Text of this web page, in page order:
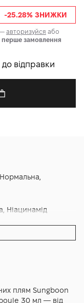
-25.28% ЗНИЖКИ
авторизуйся або
замовлення
до відправки
Нормальна,
Ніацинамід
плям Sungboon
30 мл — від